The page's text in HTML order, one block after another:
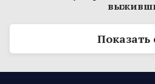
Показать